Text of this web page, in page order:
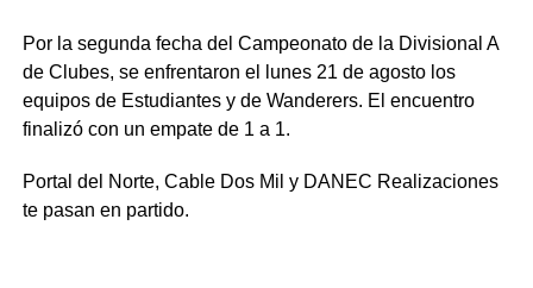
Por la segunda fecha del Campeonato de la Divisional A
de Clubes, se enfrentaron el lunes 21 de agosto los
equipos de Estudiantes y de Wanderers. El encuentro
finalizó con un empate de 1 a 1.
Portal del Norte, Cable Dos Mil y DANEC Realizaciones
te pasan en partido.